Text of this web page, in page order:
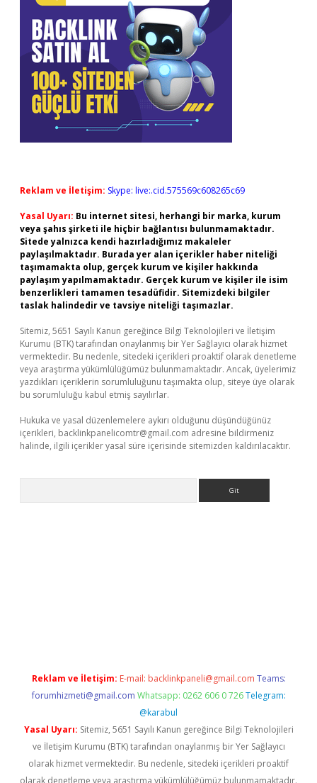
Reklam ve İletişim: Skype: live:.cid.575569c608265c69
Yasal Uyarı: Bu internet sitesi, herhangi bir marka, kurum
veya şahıs şirketi ile hiçbir bağlantısı bulunmamaktadır.
Sitede yalnızca kendi hazırladığımız makaleler
paylaşılmaktadır. Burada yer alan içerikler haber niteliği
taşımamakta olup, gerçek kurum ve kişiler hakkında
paylaşım yapılmamaktadır. Gerçek kurum ve kişiler ile isim
benzerlikleri tamamen tesadüfidir. Sitemizdeki bilgiler
taslak halindedir ve tavsiye niteliği taşımazlar.
Sitemiz, 5651 Sayılı Kanun gereğince Bilgi Teknolojileri ve İletişim
Kurumu (BTK) tarafından onaylanmış bir Yer Sağlayıcı olarak hizmet
vermektedir. Bu nedenle, sitedeki içerikleri proaktif olarak denetleme
veya araştırma yükümlülüğümüz bulunmamaktadır. Ancak, üyelerimiz
yazdıkları içeriklerin sorumluluğunu taşımakta olup, siteye üye olarak
bu sorumluluğu kabul etmiş sayılırlar.
Hukuka ve yasal düzenlemelere aykırı olduğunu düşündüğünüz
içerikleri, backlinkpanelicomtr@gmail.com adresine bildirmeniz
halinde, ilgili içerikler yasal süre içerisinde sitemizden kaldırılacaktır.
Reklam ve İletişim: E-mail: backlinkpaneli@gmail.com Teams:
forumhizmeti@gmail.com Whatsapp: 0262 606 0 726 Telegram:
@karabul
Yasal Uyarı: Sitemiz, 5651 Sayılı Kanun gereğince Bilgi Teknolojileri
ve İletişim Kurumu (BTK) tarafından onaylanmış bir Yer Sağlayıcı
olarak hizmet vermektedir. Bu nedenle, sitedeki içerikleri proaktif
olarak denetleme veya araştırma yükümlülüğümüz bulunmamaktadır.